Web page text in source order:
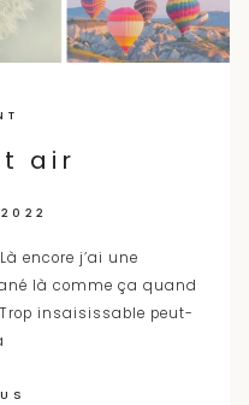
air
encore j’ai une
là comme ça quand
insaisissable peut-